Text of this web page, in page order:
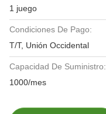
1 juego
Condiciones De Pago:
T/T, Unión Occidental
Capacidad De Suministro:
1000/mes